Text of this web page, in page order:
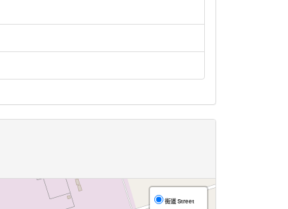
街道 Street